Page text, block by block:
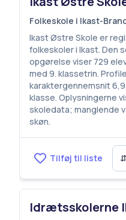
Folkeskole i Ikast-
Ikast Østre Skole er
folkeskoler i Ikast.
opgørelse viser 729
med 9. klassetrin.
karaktergennemsnit
klasse. Oplysningerne
skoledata; manglende
skøn.
Tilføj til liste ⇵
Idrætsskolerne